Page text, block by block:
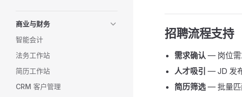
商业与财务
智能会计
法务工作站
简历工作站
CRM 客户管理
招聘流程支持
需求确认 — 岗位需
人才吸引 — JD 发
简历筛选 — 批量匹